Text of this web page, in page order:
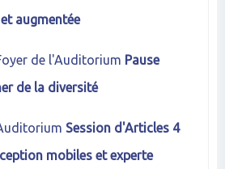
augmentée
de l'Auditorium Pause
de la diversité
Session d'Articles 4
mobiles et experte